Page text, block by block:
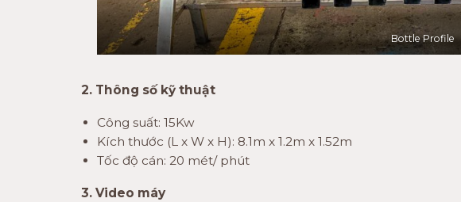
Bottle Profile
2. Thông số kỹ thuật
Công suất: 15Kw
Kích thước (L x W x H): 8.1m x 1.2m x 1.52m
Tốc độ cán: 20 mét/ phút
3. Video máy